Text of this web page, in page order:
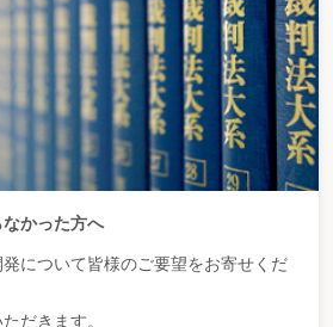
無駄遣いのためにお金を渡すのはやめてほし
る被後見人が酒類の購入を希望している場合
入を希望している場合
たと言って頻繁に金銭を要求してくる場合
行く際の付添いを求められた場合
でお金を持ってきてほしい」と訴える場合
望する場合
帳簿書類等を処分したい場合
して相続をし、その処理のために後見人が選任
かった方へ
について皆様のご要望をお寄せくだ
だきます。